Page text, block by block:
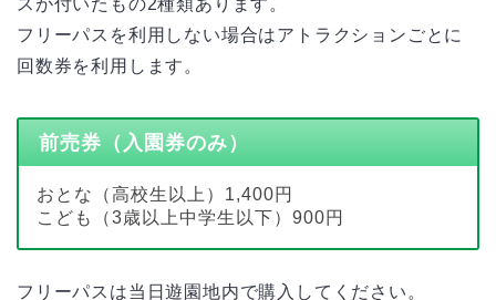
スが付いたもの2種類あります。
フリーパスを利用しない場合はアトラクションごとに
回数券を利用します。
前売券（入園券のみ）
おとな（高校生以上）1,400円
こども（3歳以上中学生以下）900円
フリーパスは当日遊園地内で購入してください。